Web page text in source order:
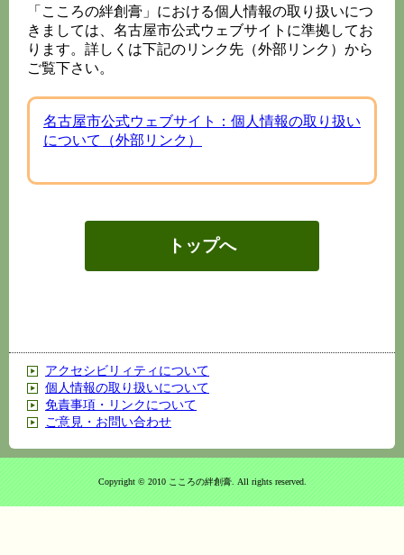
「こころの絆創膏」における個人情報の取り扱いにつ
きましては、名古屋市公式ウェブサイトに準拠してお
ります。詳しくは下記のリンク先（外部リンク）から
ご覧下さい。
名古屋市公式ウェブサイト：個人情報の取り扱い
について（外部リンク）
トップへ
アクセシビリィティについて
個人情報の取り扱いについて
免責事項・リンクについて
ご意見・お問い合わせ
Copyright © 2010 こころの絆創膏. All rights reserved.